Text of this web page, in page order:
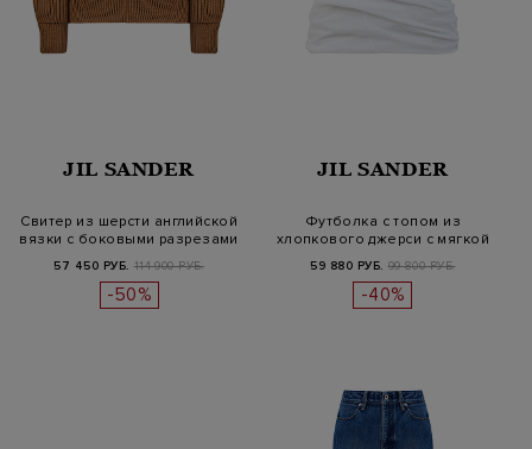
JIL SANDER
Свитер из шерсти английской
вязки с боковыми разрезами
57 450 РУБ. 114 900 РУБ.
-50%
JIL SANDER
Футболка с топом из
хлопкового джерси с мягкой
драпиро…
59 880 РУБ. 99 800 РУБ.
-40%